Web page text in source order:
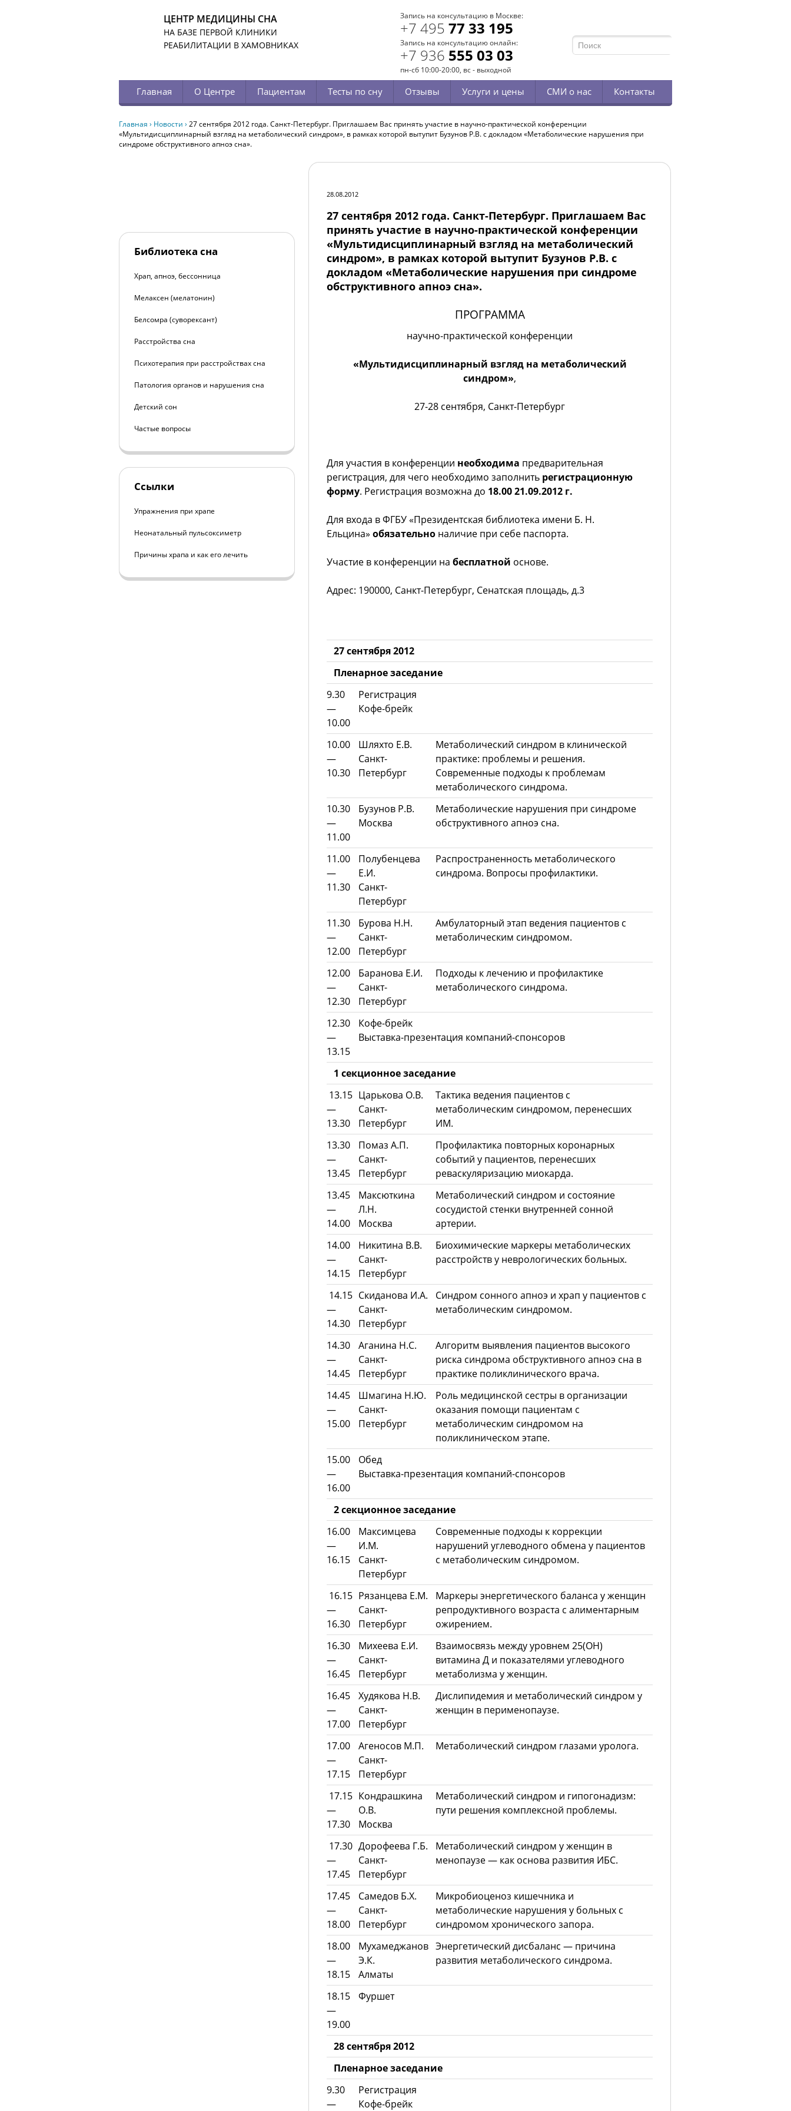
ЦЕНТР МЕДИЦИНЫ СНА
НА БАЗЕ ПЕРВОЙ КЛИНИКИ
РЕАБИЛИТАЦИИ В ХАМОВНИКАХ
Запись на консультацию в Москве:
+7 495 77 33 195
Запись на консультацию онлайн:
+7 936 555 03 03
пн-сб 10:00-20:00, вс - выходной
Главная О Центре Пациентам Тесты по сну Отзывы Услуги и цены СМИ о нас Контакты
Главная › Новости › 27 сентября 2012 года. Санкт-Петербург. Приглашаем Вас принять участие в научно-практической конференции
«Мультидисциплинарный взгляд на метаболический синдром», в рамках которой вытупит Бузунов Р.В. с докладом «Метаболические нарушения при
синдроме обструктивного апноэ сна».
28.08.2012
27 сентября 2012 года. Санкт-Петербург. Приглашаем Вас
принять участие в научно-практической конференции
«Мультидисциплинарный взгляд на метаболический
синдром», в рамках которой вытупит Бузунов Р.В. с
докладом «Метаболические нарушения при синдроме
обструктивного апноэ сна».
ПРОГРАММА
научно-практической конференции
«Мультидисциплинарный взгляд на метаболический
синдром»,
27-28 сентября, Санкт-Петербург
Для участия в конференции необходима предварительная
регистрация, для чего необходимо заполнить регистрационную
форму. Регистрация возможна до 18.00 21.09.2012 г.
Для входа в ФГБУ «Президентская библиотека имени Б. Н.
Ельцина» обязательно наличие при себе паспорта.
Участие в конференции на бесплатной основе.
Адрес: 190000, Санкт-Петербург, Cенатская площадь, д.3
27 сентября 2012
Пленарное заседание
9.30
—
10.00
Регистрация
Кофе-брейк
10.00
—
10.30
Шляхто Е.В.
Санкт-
Петербург
Метаболический синдром в клинической
практике: проблемы и решения.
Современные подходы к проблемам
метаболического синдрома.
10.30
—
11.00
Бузунов Р.В.
Москва
Метаболические нарушения при синдроме
обструктивного апноэ сна.
11.00
—
11.30
Полубенцева
Е.И.
Санкт-
Петербург
Распространенность метаболического
синдрома. Вопросы профилактики.
11.30
—
12.00
Бурова Н.Н.
Санкт-
Петербург
Амбулаторный этап ведения пациентов с
метаболическим синдромом.
12.00
—
12.30
Баранова Е.И.
Санкт-
Петербург
Подходы к лечению и профилактике
метаболического синдрома.
12.30
—
13.15
Кофе-брейк
Выставка-презентация компаний-спонсоров
1 секционное заседание
13.15
—
13.30
Царькова О.В.
Санкт-
Петербург
Тактика ведения пациентов с
метаболическим синдромом, перенесших
ИМ.
13.30
—
13.45
Помаз А.П.
Санкт-
Петербург
Профилактика повторных коронарных
событий у пациентов, перенесших
реваскуляризацию миокарда.
13.45
—
14.00
Максюткина
Л.Н.
Москва
Метаболический синдром и состояние
сосудистой стенки внутренней сонной
артерии.
14.00
—
14.15
Никитина В.В.
Санкт-
Петербург
Биохимические маркеры метаболических
расстройств у неврологических больных.
14.15
—
14.30
Скиданова И.А.
Санкт-
Петербург
Синдром сонного апноэ и храп у пациентов с
метаболическим синдромом.
14.30
—
14.45
Аганина Н.С.
Санкт-
Петербург
Алгоритм выявления пациентов высокого
риска синдрома обструктивного апноэ сна в
практике поликлинического врача.
14.45
—
15.00
Шмагина Н.Ю.
Санкт-
Петербург
Роль медицинской сестры в организации
оказания помощи пациентам с
метаболическим синдромом на
поликлиническом этапе.
15.00
—
16.00
Обед
Выставка-презентация компаний-спонсоров
2 секционное заседание
16.00
—
16.15
Максимцева
И.М.
Санкт-
Петербург
Современные подходы к коррекции
нарушений углеводного обмена у пациентов
с метаболическим синдромом.
16.15
—
16.30
Рязанцева Е.М.
Санкт-
Петербург
Маркеры энергетического баланса у женщин
репродуктивного возраста с алиментарным
ожирением.
16.30
—
16.45
Михеева Е.И.
Санкт-
Петербург
Взаимосвязь между уровнем 25(ОН)
витамина Д и показателями углеводного
метаболизма у женщин.
16.45
—
17.00
Худякова Н.В.
Санкт-
Петербург
Дислипидемия и метаболический синдром у
женщин в перименопаузе.
17.00
—
17.15
Агеносов М.П.
Санкт-
Петербург
Метаболический синдром глазами уролога.
17.15
—
17.30
Кондрашкина
О.В.
Москва
Метаболический синдром и гипогонадизм:
пути решения комплексной проблемы.
17.30
—
17.45
Дорофеева Г.Б.
Санкт-
Петербург
Метаболический синдром у женщин в
менопаузе — как основа развития ИБС.
17.45
—
18.00
Самедов Б.Х.
Санкт-
Петербург
Микробиоценоз кишечника и
метаболические нарушения у больных с
синдромом хронического запора.
18.00
—
18.15
Мухамеджанов
Э.К.
Алматы
Энергетический дисбаланс — причина
развития метаболического синдрома.
18.15
—
19.00
Фуршет
28 сентября 2012
Пленарное заседание
9.30
—
Регистрация
Кофе-брейк
Библиотека сна
Храп, апноэ, бессонница
Мелаксен (мелатонин)
Белсомра (суворексант)
Расстройства сна
Психотерапия при расстройствах сна
Патология органов и нарушения сна
Детский сон
Частые вопросы
Ссылки
Упражнения при храпе
Неонатальный пульсоксиметр
Причины храпа и как его лечить